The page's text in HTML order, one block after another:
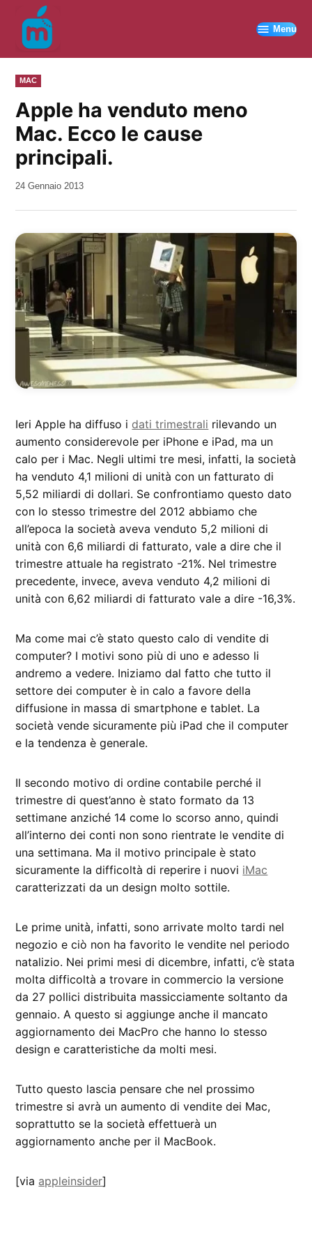
contenuto
Menu
PUBBLICATO
IN
MAC
Apple ha venduto meno
Mac. Ecco le cause
principali.
da
24 Gennaio 2013
Ieri Apple ha diffuso i dati trimestrali rilevando un
aumento considerevole per iPhone e iPad, ma un
calo per i Mac. Negli ultimi tre mesi, infatti, la società
ha venduto 4,1 milioni di unità con un fatturato di
5,52 miliardi di dollari. Se confrontiamo questo dato
con lo stesso trimestre del 2012 abbiamo che
all’epoca la società aveva venduto 5,2 milioni di
unità con 6,6 miliardi di fatturato, vale a dire che il
trimestre attuale ha registrato -21%. Nel trimestre
precedente, invece, aveva venduto 4,2 milioni di
unità con 6,62 miliardi di fatturato vale a dire -16,3%.
Ma come mai c’è stato questo calo di vendite di
computer? I motivi sono più di uno e adesso li
andremo a vedere. Iniziamo dal fatto che tutto il
settore dei computer è in calo a favore della
diffusione in massa di smartphone e tablet. La
società vende sicuramente più iPad che il computer
e la tendenza è generale.
Il secondo motivo di ordine contabile perché il
trimestre di quest’anno è stato formato da 13
settimane anziché 14 come lo scorso anno, quindi
all’interno dei conti non sono rientrate le vendite di
una settimana. Ma il motivo principale è stato
sicuramente la difficoltà di reperire i nuovi iMac
caratterizzati da un design molto sottile.
Le prime unità, infatti, sono arrivate molto tardi nel
negozio e ciò non ha favorito le vendite nel periodo
natalizio. Nei primi mesi di dicembre, infatti, c’è stata
molta difficoltà a trovare in commercio la versione
da 27 pollici distribuita massicciamente soltanto da
gennaio. A questo si aggiunge anche il mancato
aggiornamento dei MacPro che hanno lo stesso
design e caratteristiche da molti mesi.
Tutto questo lascia pensare che nel prossimo
trimestre si avrà un aumento di vendite dei Mac,
soprattutto se la società effettuerà un
aggiornamento anche per il MacBook.
[via appleinsider]